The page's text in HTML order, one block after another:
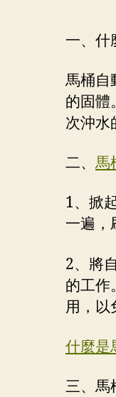
一、什
馬桶自
的固體
次沖水
二、 馬
1、掀
一遍，
2、將
的工作
用，以
什麼是
三、馬